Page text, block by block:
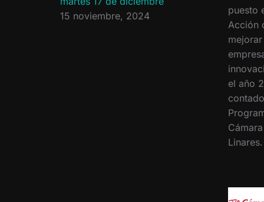
15 noviembre, 2024
puesto
Acción
el año